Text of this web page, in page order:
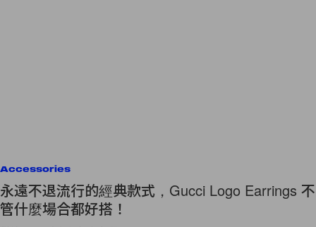
Accessories
永遠不退流行的經典款式，Gucci Logo Earrings 不
管什麼場合都好搭！